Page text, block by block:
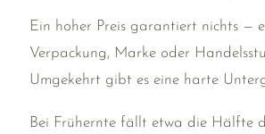
Ein hoher Preis garantiert nichts —
Verpackung, Marke oder
Umgekehrt gibt es eine harte
Bei Frühernte fällt etwa die Hälfte